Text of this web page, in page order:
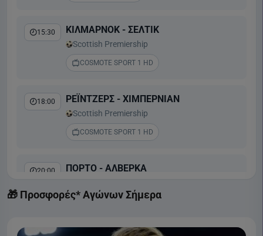
15:30 ΚΙΛΜΑΡΝΟΚ - ΣΕΛΤΙΚ
Scottish Premiership
COSMOTE SPORT 1 HD
18:00 ΡΕΪΝΤΖΕΡΣ - ΧΙΜΠΕΡΝΙΑΝ
Scottish Premiership
COSMOTE SPORT 1 HD
20:00 ΠΟΡΤΟ - ΑΛΒΕΡΚΑ
COSMOTE SPORT 2 HD
🎁 Προσφορές* Αγώνων Σήμερα